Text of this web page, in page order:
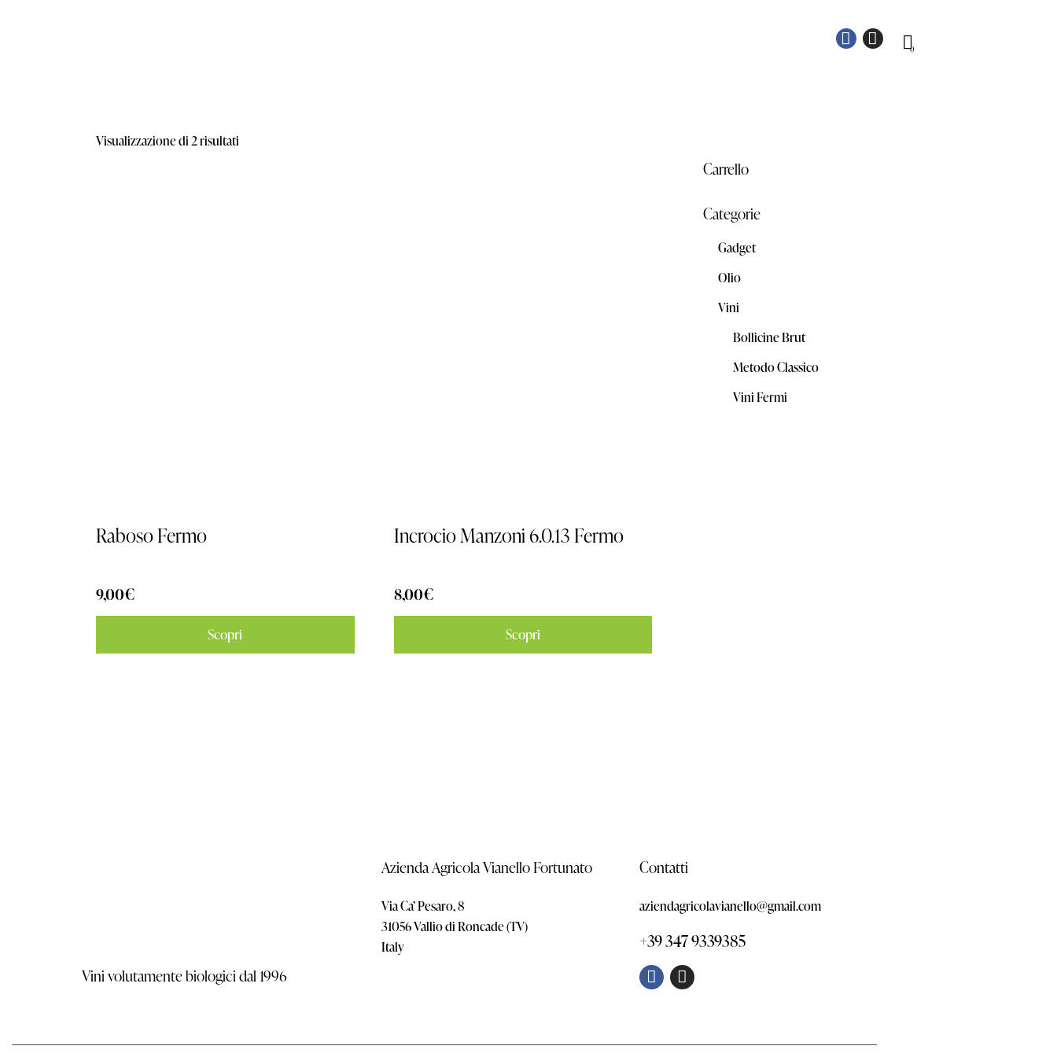
0
Visualizzazione di 2 risultati
Raboso Fermo
9,00€
Scopri
Incrocio Manzoni 6.0.13 Fermo
8,00€
Scopri
Carrello
Categorie
Gadget
Olio
Vini
Bollicine Brut
Metodo Classico
Vini Fermi
Vini volutamente biologici dal 1996
Azienda Agricola Vianello Fortunato
Via Ca’ Pesaro, 8
31056 Vallio di Roncade (TV)
Italy
Contatti
aziendagricolavianello@gmail.com
+39 347 9339385